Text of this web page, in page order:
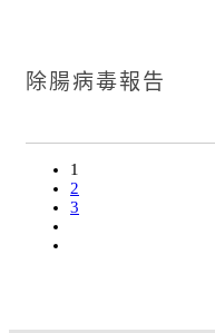
除腸病毒報告
1
2
3